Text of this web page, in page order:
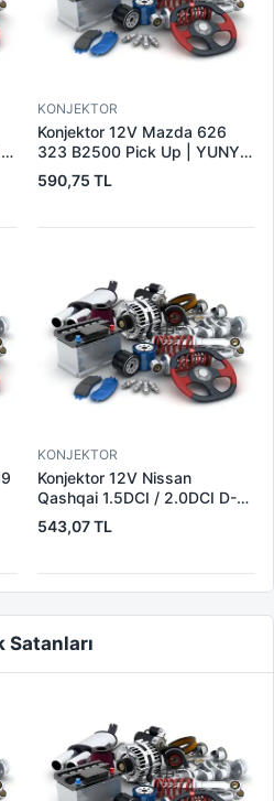
KONJEKTOR
Konjektor 12V Mazda 626
323 B2500 Pick Up | YUNYI
06-050 | OEM 23127VB310
231150V010
590,75 TL
KONJEKTOR
Konjektor 12V Nissan
Qashqai 1.5DCI / 2.0DCI D-S-
L Uc Nissan 10-Trail
2.0DCI/Renault Koleos Jeep
OEM 23215BC40A
23215JG71A
543,07 TL
Satanları